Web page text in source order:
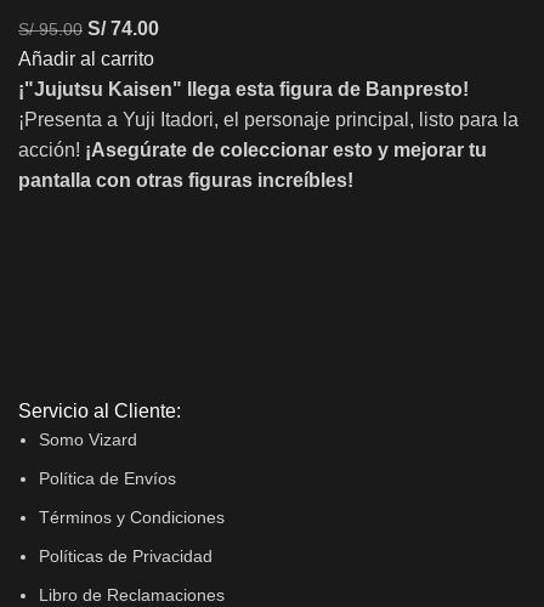
S/95.00 S/74.00
Añadir al carrito
¡"Jujutsu Kaisen" llega esta figura de Banpresto!
¡Presenta a Yuji Itadori, el personaje principal, listo para la
acción! ¡Asegúrate de coleccionar esto y mejorar tu
pantalla con otras figuras increíbles!
Servicio al Cliente:
Somo Vizard
Política de Envíos
Términos y Condiciones
Políticas de Privacidad
Libro de Reclamaciones